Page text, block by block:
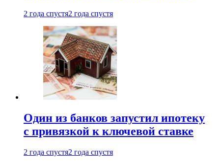
2 года спустя2 года спустя
Один из банков запустил ипотеку
с привязкой к ключевой ставке
2 года спустя2 года спустя